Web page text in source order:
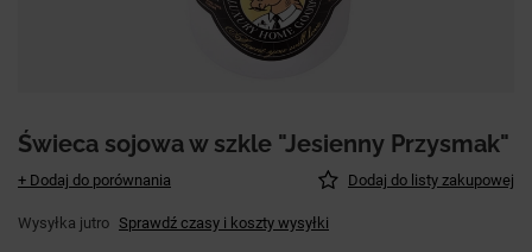
Świeca sojowa w szkle "Jesienny Przysmak"
+ Dodaj do porównania Dodaj do listy zakupowej
Wysyłka jutro Sprawdź czasy i koszty wysyłki